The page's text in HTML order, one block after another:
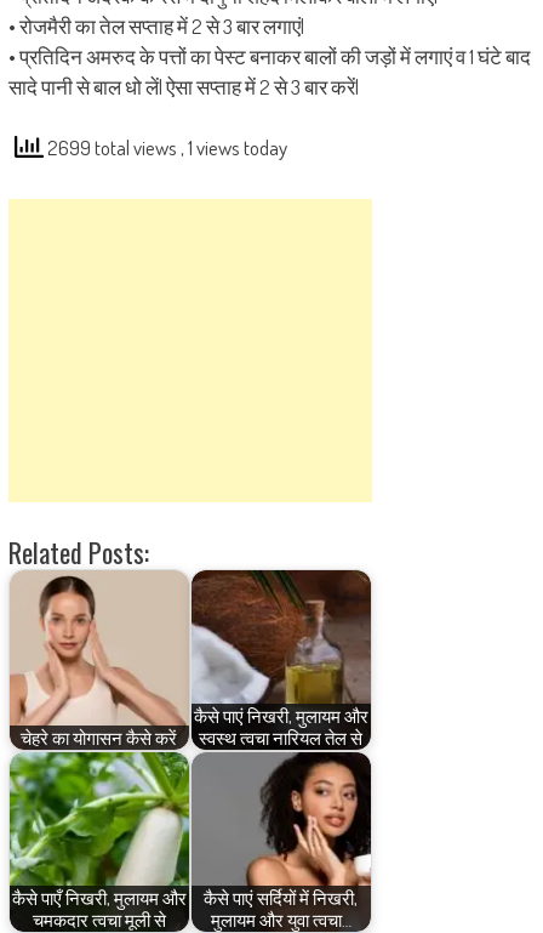
• रोजमैरी का तेल सप्ताह में 2 से 3 बार लगाएं|
• प्रतिदिन अमरुद के पत्तों का पेस्ट बनाकर बालों की जड़ों में लगाएं व 1 घंटे बाद
सादे पानी से बाल धो लें| ऐसा सप्ताह में 2 से 3 बार करें|
2699 total views, 1 views today
Related Posts:
चेहरे का योगासन कैसे करें
कैसे पाएं निखरी, मुलायम और
स्वस्थ त्वचा नारियल तेल से
कैसे पाएँ निखरी, मुलायम और
चमकदार त्वचा मूली से
कैसे पाएं सर्दियों में निखरी,
मुलायम और युवा त्वचा…